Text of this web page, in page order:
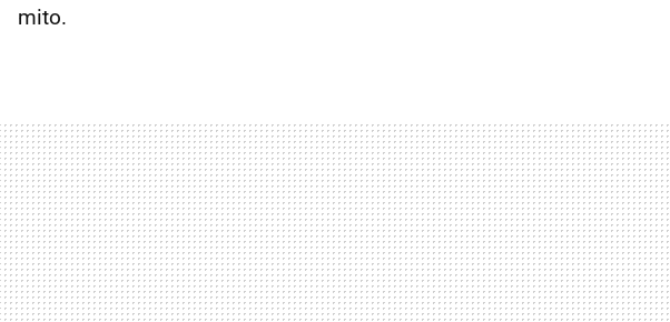
mito.